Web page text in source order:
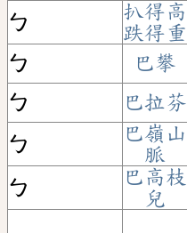
ㄅ
扒得高
跌得重
ㄅ
巴攀
ㄅ
巴拉芬
ㄅ
巴嶺山
脈
ㄅ
巴高枝
兒